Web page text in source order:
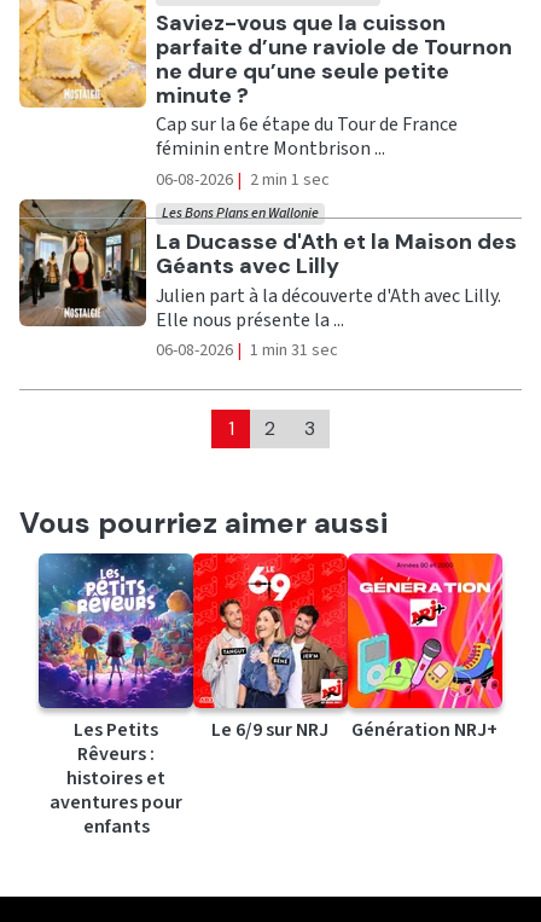
Ecouter
Saviez-vous que la cuisson
parfaite d’une raviole de Tournon
ne dure qu’une seule petite
minute ?
Cap sur la 6e étape du Tour de France
féminin entre Montbrison ...
06-08-2026 | 2 min 1 sec
Ecouter
La Ducasse d'Ath et la Maison des
Géants avec Lilly
Les Bons Plans en Wallonie
Julien part à la découverte d'Ath avec Lilly.
Elle nous présente la ...
06-08-2026 | 1 min 31 sec
1 2 3
Vous pourriez aimer aussi
Les Petits
Rêveurs :
histoires et
aventures pour
enfants
Le 6/9 sur NRJ Génération NRJ+